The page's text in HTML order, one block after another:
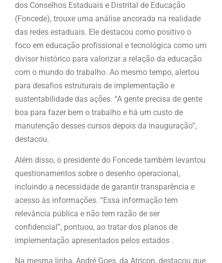
dos Conselhos Estaduais e Distrital de Educação
(Foncede), trouxe uma análise ancorada na realidade
das redes estaduais. Ele destacou como positivo o
foco em educação profissional e tecnológica como um
divisor histórico para valorizar a relação da educação
com o mundo do trabalho. Ao mesmo tempo, alertou
para desafios estruturais de implementação e
sustentabilidade das ações. “A gente precisa de gente
boa para fazer bem o trabalho e há um custo de
manutenção desses cursos depois da inauguração”,
destacou.
Além disso, o presidente do Foncede também levantou
questionamentos sobre o desenho operacional,
incluindo a necessidade de garantir transparência e
acesso às informações. “Essa informação tem
relevância pública e não tem razão de ser
confidencial”, pontuou, ao tratar dos planos de
implementação apresentados pelos estados .
Na mesma linha, André Goes, da Atricon, destacou que